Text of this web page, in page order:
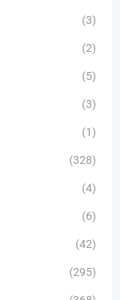
(3)
(2)
(5)
(3)
(1)
(328)
(4)
(6)
(42)
(295)